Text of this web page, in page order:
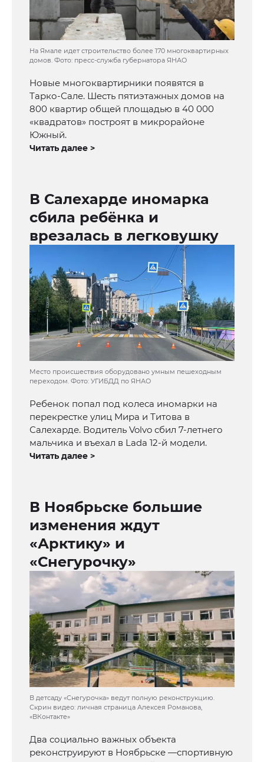
На Ямале идет строительство более 170 многоквартирных
домов. Фото: пресс-служба губернатора ЯНАО
Новые многоквартирники появятся в
Тарко-Сале. Шесть пятиэтажных домов на
800 квартир общей площадью в 40 000
«квадратов» построят в микрорайоне
Южный.
Читать далее >
В Салехарде иномарка
сбила ребёнка и
врезалась в легковушку
Место происшествия оборудовано умным пешеходным
переходом. Фото: УГИБДД по ЯНАО
Ребенок попал под колеса иномарки на
перекрестке улиц Мира и Титова в
Салехарде. Водитель Volvo сбил 7-летнего
мальчика и въехал в Lada 12-й модели.
Читать далее >
В Ноябрьске большие
изменения ждут
«Арктику» и
«Снегурочку»
В детсаду «Снегурочка» ведут полную реконструкцию.
Скрин видео: личная страница Алексея Романова,
«ВКонтакте»
Два социально важных объекта
реконструируют в Ноябрьске —спортивную